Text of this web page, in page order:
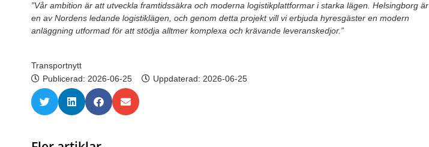
”Vår ambition är att utveckla framtidssäkra och moderna logistikplattformar i starka lägen. Helsingborg är
en av Nordens ledande logistiklägen, och genom detta projekt vill vi erbjuda hyresgäster en modern
anläggning utformad för att stödja alltmer komplexa och krävande leveranskedjor.”
Transportnytt
Publicerad: 2026-06-25 Uppdaterad: 2026-06-25